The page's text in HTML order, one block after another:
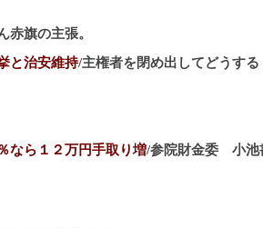
赤旗の主張。
と治安維持/主権者を閉め出してどうする
なら１２万円手取り増/参院財金委 小池